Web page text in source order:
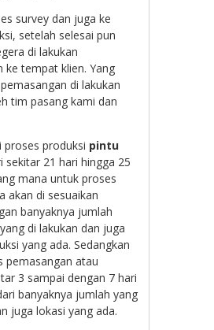
survey dan juga ke
setelah selesai pun
di lakukan
ke tempat klien. Yang
di lakukan
tim pasang kami dan
proses produksi pintu
sekitar 21 hari hingga 25
mana untuk proses
akan di sesuaikan
banyaknya jumlah
di lakukan dan juga
yang ada. Sedangkan
pemasangan atau
3 sampai dengan 7 hari
banyaknya jumlah yang
juga lokasi yang ada.